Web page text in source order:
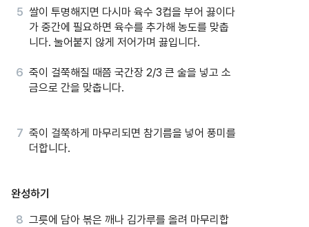
쌀이 투명해지면 다시마 육수 3컵을 부어 끓이다
가 중간에 필요하면 육수를 추가해 농도를 맞춥
니다. 눌어붙지 않게 저어가며 끓입니다.
죽이 걸쭉해질 때쯤 국간장 2/3 큰 술을 넣고 소
금으로 간을 맞춥니다.
죽이 걸쭉하게 마무리되면 참기름을 넣어 풍미를
더합니다.
완성하기
그릇에 담아 볶은 깨나 김가루를 올려 마무리합